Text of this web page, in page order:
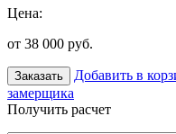
Цена:
от 38 000 руб.
Заказать Добавить в
замерщика
Получить расчет